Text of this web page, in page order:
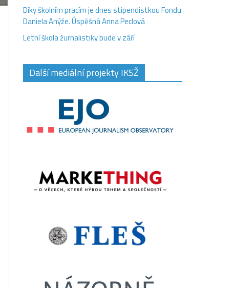
Díky školním pracím je dnes stipendistkou Fondu
Daniela Anýže. Úspěšná Anna Peclová
Letní škola žurnalistiky bude v září
Další mediální projekty IKSŽ